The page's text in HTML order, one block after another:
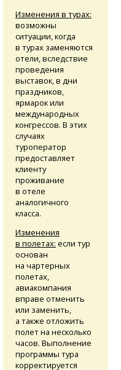
Изменения в турах:
возможны
ситуации, когда
в турах заменяются
отели, вследствие
проведения
выставок, в дни
праздников,
ярмарок или
международных
конгрессов. В этих
случаях
туроператор
предоставляет
клиенту
проживание
в отеле
аналогичного
класса.
Изменения
в полетах: если тур
основан
на чартерных
полетах,
авиакомпания
вправе отменить
или заменить,
а также отложить
полет на несколько
часов. Выполнение
программы тура
корректируется